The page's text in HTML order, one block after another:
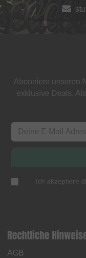
Abonniere unseren
exklusive Deals.
Ich akzeptiere
Rechtliche
AGB